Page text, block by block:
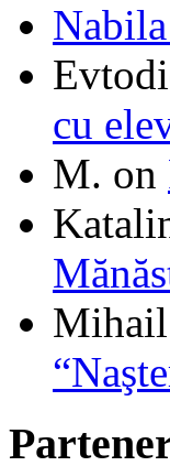
cu
M. on
Mihail